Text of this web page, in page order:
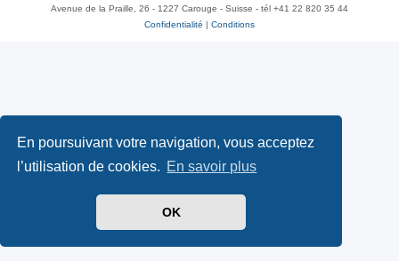
En poursuivant votre navigation, vous acceptez
l’utilisation de cookies. En savoir plus
OK
Avenue de la Praille, 26 - 1227 Carouge - Suisse - tél +41 22 820 35 44
Confidentialité | Conditions